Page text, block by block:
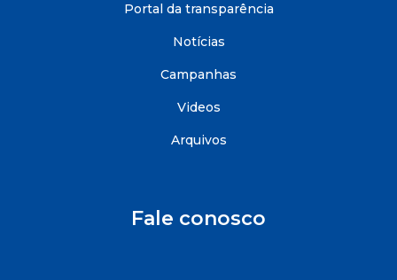
Portal da transparência
Notícias
Campanhas
Videos
Arquivos
Fale conosco